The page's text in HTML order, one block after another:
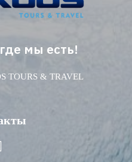
мы есть!
TOURS & TRAVEL